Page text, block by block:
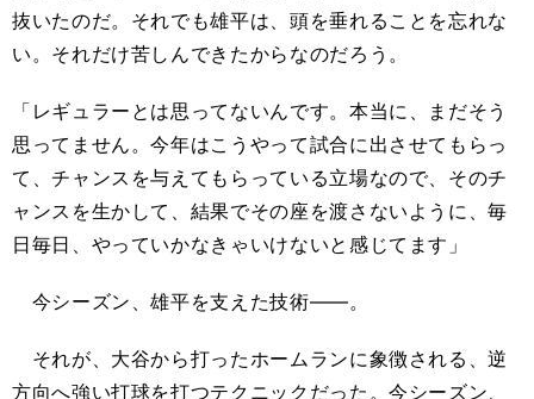
抜いたのだ。それでも雄平は、頭を垂れることを忘れな
い。それだけ苦しんできたからなのだろう。
「レギュラーとは思ってないんです。本当に、まだそう
思ってません。今年はこうやって試合に出させてもらっ
て、チャンスを与えてもらっている立場なので、そのチ
ャンスを生かして、結果でその座を渡さないように、毎
日毎日、やっていかなきゃいけないと感じてます」
今シーズン、雄平を支えた技術――。
それが、大谷から打ったホームランに象徴される、逆
方向へ強い打球を打つテクニックだった。今シーズン、